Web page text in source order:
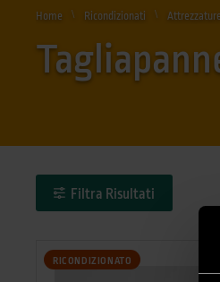
Home Ricondizionati
Filtra Risultati
RICONDIZIONATO